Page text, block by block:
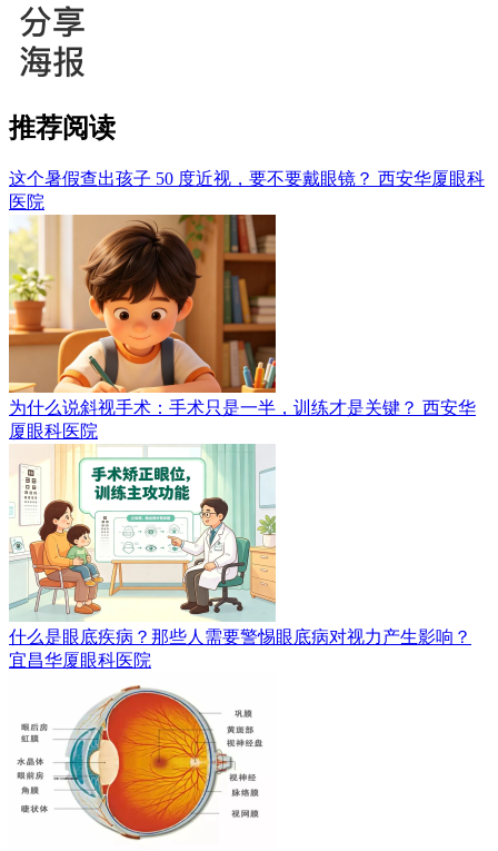
推荐阅读
这个暑假查出孩子 50 度近视，要不要戴眼镜？ 西安华厦眼科
医院
为什么说斜视手术：手术只是一半，训练才是关键？ 西安华
厦眼科医院
什么是眼底疾病？那些人需要警惕眼底病对视力产生影响？
宜昌华厦眼科医院